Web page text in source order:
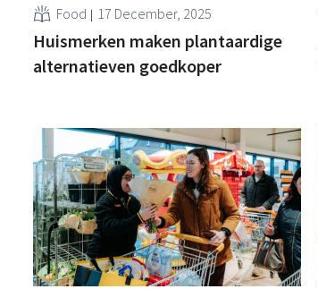
Food 17 December, 2025
Huismerken maken plantaardige
alternatieven goedkoper